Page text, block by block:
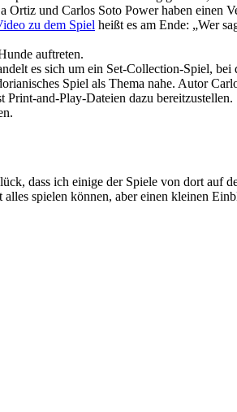
und Carlos Soto Power haben einen
zu dem Spiel heißt es am Ende: „Wer
auftreten.
es sich um ein Set-Collection-Spiel,
Spiel als Thema nahe. Autor
and-Play-Dateien dazu
dass ich einige der Spiele von dort auf
spielen können, aber einen kleinen